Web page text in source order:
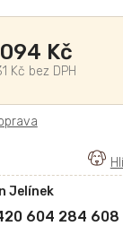
Kč
Kč bez DPH
Jelínek
604 284 608